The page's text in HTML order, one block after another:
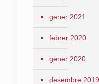
gener 2021
febrer 2020
gener 2020
desembre 2019